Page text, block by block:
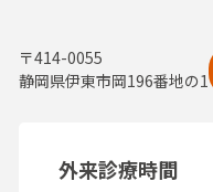
〒414-0055
静岡県伊東市岡196番地の1
外来診療時間